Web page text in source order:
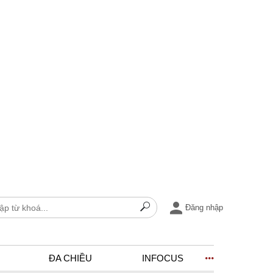
Đăng nhập
ĐA CHIỀU INFOCUS